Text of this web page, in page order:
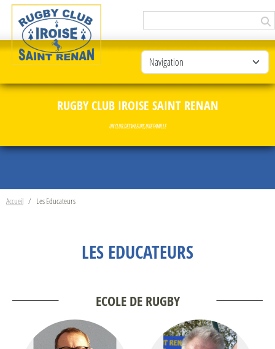
RUGBY CLUB IROISE SAINT RENAN
UN CLUB, DES VALEURS, UNE FAMILLE
Accueil Les Educateurs
LES EDUCATEURS
ECOLE DE RUGBY
Panneau de gestion des cookies